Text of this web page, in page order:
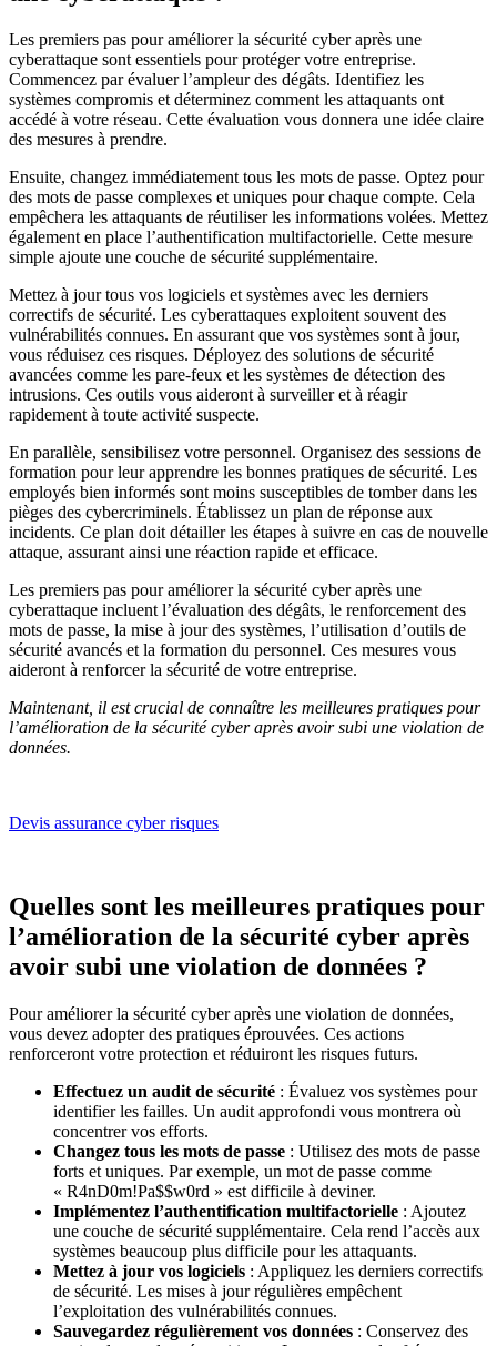
Les premiers pas pour améliorer la sécurité cyber après une
cyberattaque sont essentiels pour protéger votre entreprise.
Commencez par évaluer l’ampleur des dégâts. Identifiez les
systèmes compromis et déterminez comment les attaquants ont
accédé à votre réseau. Cette évaluation vous donnera une idée claire
des mesures à prendre.
Ensuite, changez immédiatement tous les mots de passe. Optez pour
des mots de passe complexes et uniques pour chaque compte. Cela
empêchera les attaquants de réutiliser les informations volées. Mettez
également en place l’authentification multifactorielle. Cette mesure
simple ajoute une couche de sécurité supplémentaire.
Mettez à jour tous vos logiciels et systèmes avec les derniers
correctifs de sécurité. Les cyberattaques exploitent souvent des
vulnérabilités connues. En assurant que vos systèmes sont à jour,
vous réduisez ces risques. Déployez des solutions de sécurité
avancées comme les pare-feux et les systèmes de détection des
intrusions. Ces outils vous aideront à surveiller et à réagir
rapidement à toute activité suspecte.
En parallèle, sensibilisez votre personnel. Organisez des sessions de
formation pour leur apprendre les bonnes pratiques de sécurité. Les
employés bien informés sont moins susceptibles de tomber dans les
pièges des cybercriminels. Établissez un plan de réponse aux
incidents. Ce plan doit détailler les étapes à suivre en cas de nouvelle
attaque, assurant ainsi une réaction rapide et efficace.
Les premiers pas pour améliorer la sécurité cyber après une
cyberattaque incluent l’évaluation des dégâts, le renforcement des
mots de passe, la mise à jour des systèmes, l’utilisation d’outils de
sécurité avancés et la formation du personnel. Ces mesures vous
aideront à renforcer la sécurité de votre entreprise.
Maintenant, il est crucial de connaître les meilleures pratiques pour
l’amélioration de la sécurité cyber après avoir subi une violation de
données.
Devis assurance cyber risques
Quelles sont les meilleures pratiques pour
l’amélioration de la sécurité cyber après
avoir subi une violation de données ?
Pour améliorer la sécurité cyber après une violation de données,
vous devez adopter des pratiques éprouvées. Ces actions
renforceront votre protection et réduiront les risques futurs.
Effectuez un audit de sécurité : Évaluez vos systèmes pour
identifier les failles. Un audit approfondi vous montrera où
concentrer vos efforts.
Changez tous les mots de passe : Utilisez des mots de passe
forts et uniques. Par exemple, un mot de passe comme
« R4nD0m!Pa$$w0rd » est difficile à deviner.
Implémentez l’authentification multifactorielle : Ajoutez
une couche de sécurité supplémentaire. Cela rend l’accès aux
systèmes beaucoup plus difficile pour les attaquants.
Mettez à jour vos logiciels : Appliquez les derniers correctifs
de sécurité. Les mises à jour régulières empêchent
l’exploitation des vulnérabilités connues.
Sauvegardez régulièrement vos données : Conservez des